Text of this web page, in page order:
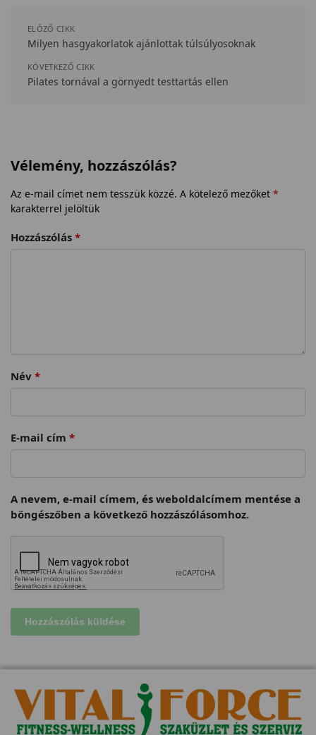
ELŐZŐ CIKK
Milyen hasgyakorlatok ajánlottak túlsúlyosoknak
KÖVETKEZŐ CIKK
Pilates tornával a görnyedt testtartás ellen
Vélemény, hozzászólás?
Az e-mail címet nem tesszük közzé. A kötelező mezőket *
karakterrel jelöltük
Hozzászólás *
Név *
E-mail cím *
A nevem, e-mail címem, és weboldalcímem mentése a
böngészőben a következő hozzászólásomhoz.